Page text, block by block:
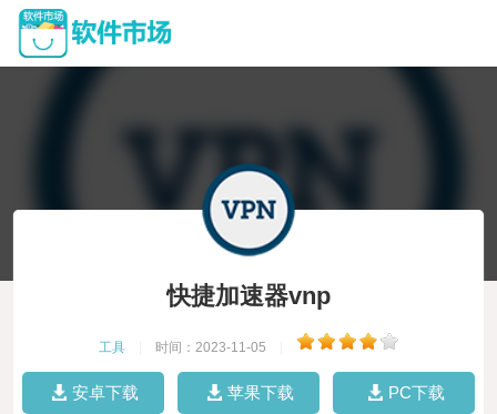
快捷加速器vnp
工具 时间：2023-11-05
安卓下载 苹果下载 PC下载